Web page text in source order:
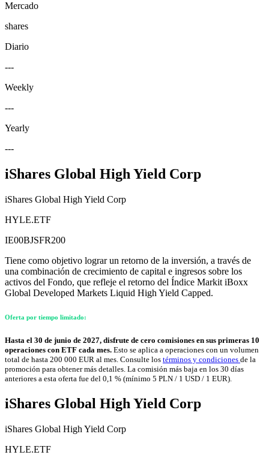
Mercado
shares
Diario
---
Weekly
---
Yearly
---
iShares Global High Yield Corp
iShares Global High Yield Corp
HYLE.ETF
IE00BJSFR200
Tiene como objetivo lograr un retorno de la inversión, a través de
una combinación de crecimiento de capital e ingresos sobre los
activos del Fondo, que refleje el retorno del Índice Markit iBoxx
Global Developed Markets Liquid High Yield Capped.
Oferta por tiempo limitado:
Hasta el 30 de junio de 2027, disfrute de cero comisiones en sus primeras 10
operaciones con ETF cada mes. Esto se aplica a operaciones con un volumen
total de hasta 200 000 EUR al mes. Consulte los términos y condiciones de la
promoción para obtener más detalles. La comisión más baja en los 30 días
anteriores a esta oferta fue del 0,1 % (mínimo 5 PLN / 1 USD / 1 EUR).
iShares Global High Yield Corp
iShares Global High Yield Corp
HYLE.ETF